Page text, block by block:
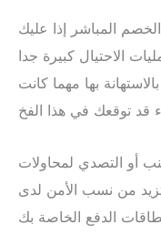
المباشر إذا عليك
الاحتيال كبيرة جدا
بها مهما كانت
أو التصدي لمحاولات
من نسب الأمن لدى